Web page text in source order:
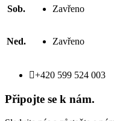
Sob. Zavřeno
Ned. Zavřeno
+420 599 524 003
Připojte se k nám.